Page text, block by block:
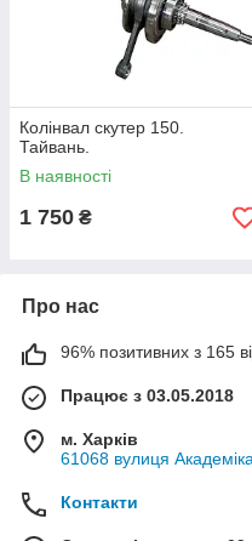
Колінвал скутер 150.
Тайвань.
В наявності
1 750 ₴
Про нас
96% позитивних з 165
Працює з 03.05.2018
м. Харків
61068 вулиця
Контакти